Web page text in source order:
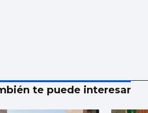
te puede interesar